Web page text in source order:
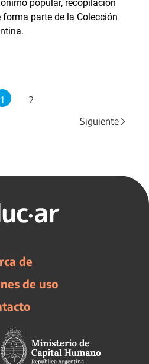
popular, recopilación
parte de la Colección
1
2
Siguiente
de
de uso